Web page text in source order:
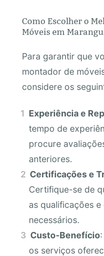
Como Escolher o
Móveis em
Para garantir que
montador de
considere os
Experiência e
tempo de
procure
anteriores.
Certificações e
Certifique-se de
as qualificações
necessários.
Custo-Benefício
os serviços